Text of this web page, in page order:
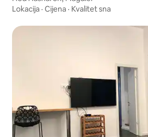
Lokacija · Cijena · Kvalitet sna